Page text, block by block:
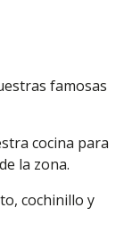
famosas
cocina para
la zona.
cochinillo y